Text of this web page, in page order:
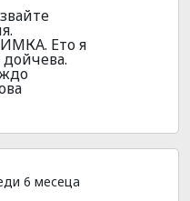
Ето я
6 месеца